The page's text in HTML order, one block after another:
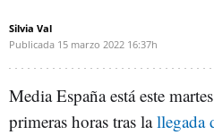
Silvia Val
Publicada 15 marzo 2022 16:37h
Media España está este
primeras horas tras lallegada